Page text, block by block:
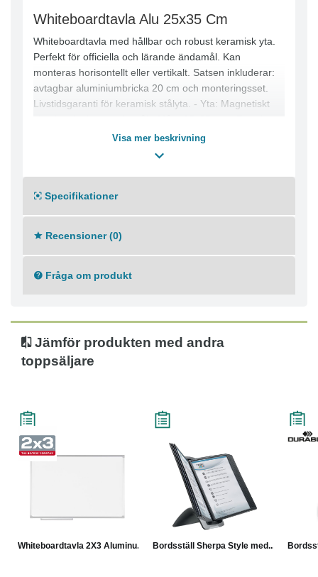
Whiteboardtavla Alu 25x35 Cm
Whiteboardtavla med hållbar och robust keramisk yta.
Perfekt för officiella och lärande ändamål. Kan
monteras horisontellt eller vertikalt. Satsen inkluderar:
avtagbar aluminiumbricka 20 cm och monteringsset.
Livstidsgaranti för keramisk stålyta. - Yta: Magnetiskt
silverfärgad aluminium - Plasthörn - Hörnfästning
Visa mer beskrivning
Specifikationer
Recensioner (0)
Fråga om produkt
Jämför produkten med andra
toppsäljare
Whiteboardtavla 2X3 Aluminu... Bordsställ Sherpa Style med...